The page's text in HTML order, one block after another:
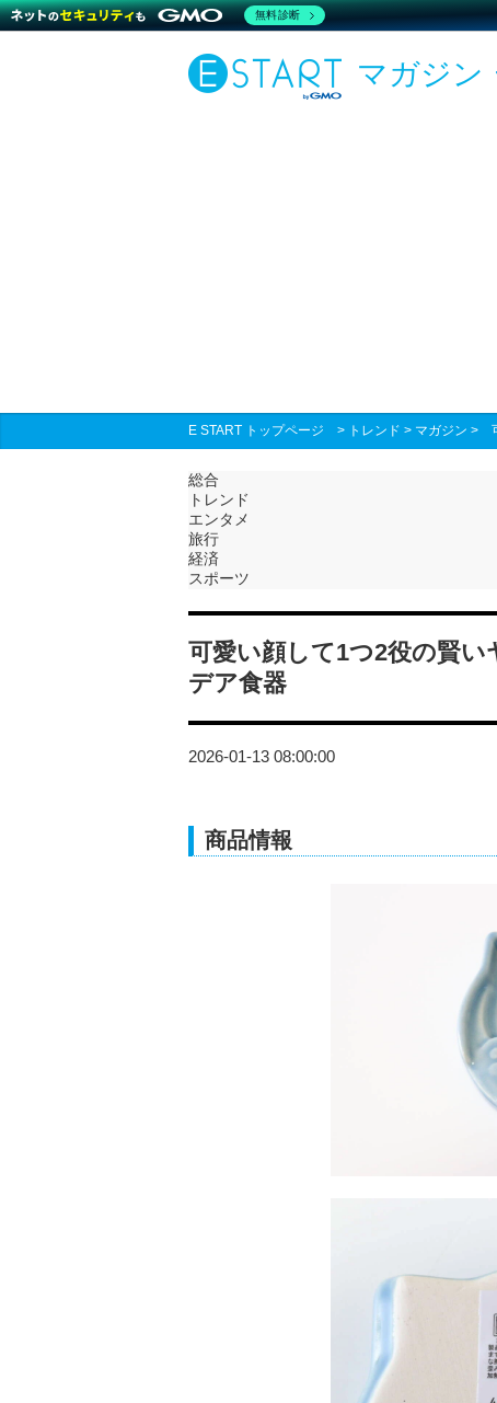
マガジン
E START トップページ > トレンド > マガジン >
総合
トレンド
エンタメ
旅行
経済
スポーツ
可愛い顔して1つ2役の賢
デア食器
2026-01-13 08:00:00
商品情報
無料診断